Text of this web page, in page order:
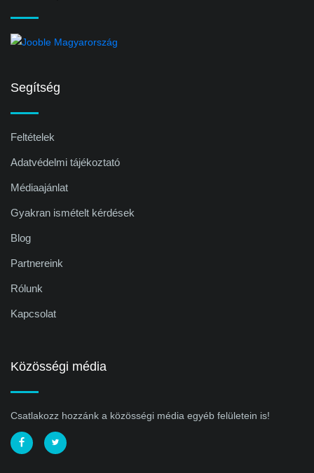
Segítség
Feltételek
Adatvédelmi tájékoztató
Médiaajánlat
Gyakran ismételt kérdések
Blog
Partnereink
Rólunk
Kapcsolat
Közösségi média
Csatlakozz hozzánk a közösségi média egyéb felületein is!